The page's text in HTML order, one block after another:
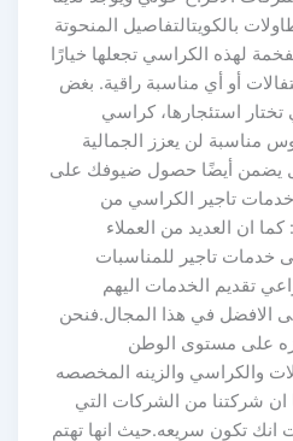
بالكويتالتفاصيل المنحوتة
لهذه الكراسي تجعلها خيارًا
أو أي مناسبة راقية. بغض
استئجارها، كراسي
مناسبة لن يعزز الجمالية
يضمن أيضًا حصول ضيوفك على
تاجير الكراسي من
ان العديد من العملاء
خدمات تاجير للمناسبات
تقديم الخدمات اليهم
الافضل في هذا المجال.فنحن
على مستوى الوطن
والكراسي والزينه المخصصه
شركتنا من الشركات التي
انك تكون سريعه.حيث انها تهتم